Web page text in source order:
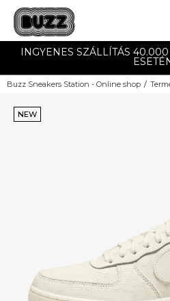
INGYENES SZÁLLÍTÁS
Buzz Sneakers Station - Online shop
NEW